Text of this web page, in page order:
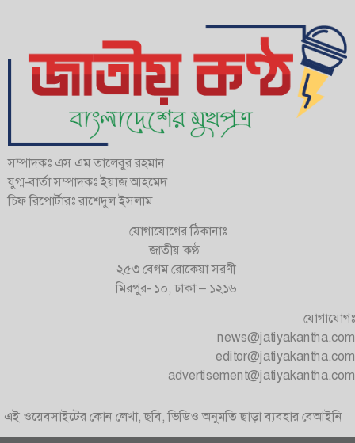
সম্পাদকঃ এস এম তালেবুর রহমান
যুগ্ম-বার্তা সম্পাদকঃ ইয়াজ আহমেদ
চিফ রিপোর্টারঃ রাশেদুল ইসলাম
যোগাযোগের ঠিকানাঃ
জাতীয় কণ্ঠ
২৫৩ বেগম রোকেয়া সরণী
মিরপুর- ১০, ঢাকা – ১২১৬
যোগাযোগঃ
news@jatiyakantha.com
editor@jatiyakantha.com
advertisement@jatiyakantha.com
এই ওয়েবসাইটের কোন লেখা, ছবি, ভিডিও অনুমতি ছাড়া ব্যবহার বেআইনি ।